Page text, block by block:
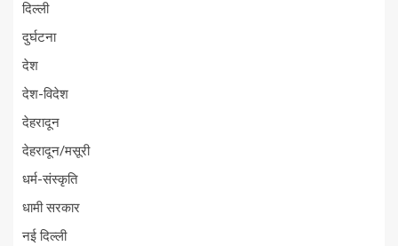
दिल्ली
दुर्घटना
देश
देश-विदेश
देहरादून
देहरादून/मसूरी
धर्म-संस्कृति
धामी सरकार
नई दिल्ली